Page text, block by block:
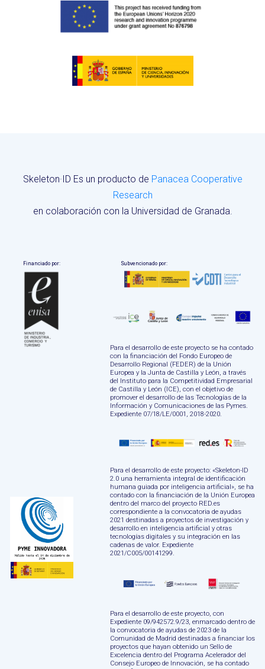
Skeleton·ID Es un producto de Panacea Cooperative
Research
en colaboración con la Universidad de Granada.
Financiado por: Subvencionado por:
Para el desarrollo de este proyecto se ha contado
con la financiación del Fondo Europeo de
Desarrollo Regional (FEDER) de la Unión
Europea y la Junta de Castilla y León, a través
del Instituto para la Competitividad Empresarial
de Castilla y León (ICE), con el objetivo de
promover el desarrollo de las Tecnologías de la
Información y Comunicaciones de las Pymes.
Expediente 07/18/LE/0001, 2018-2020.
Para el desarrollo de este proyecto: «Skeleton-ID
2.0 una herramienta integral de identificación
humana guiada por inteligencia artificial», se ha
contado con la financiación de la Unión Europea
dentro del marco del proyecto RED.es
correspondiente a la convocatoria de ayudas
2021 destinadas a proyectos de investigación y
desarrollo en inteligencia artificial y otras
tecnologías digitales y su integración en las
cadenas de valor. Expediente
2021/C005/00141299.
Para el desarrollo de este proyecto, con
Expediente 09/942572.9/23, enmarcado dentro de
la convocatoria de ayudas de 2023 de la
Comunidad de Madrid destinadas a financiar los
proyectos que hayan obtenido un Sello de
Excelencia dentro del Programa Acelerador del
Consejo Europeo de Innovación, se ha contado